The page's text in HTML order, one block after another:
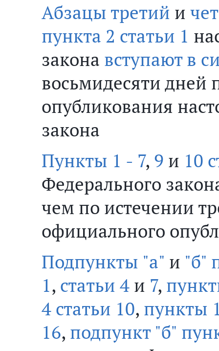
Абзацы третий и
пункта 2 статьи 1
закона вступают в
восьмидесяти дней
опубликования
закона
Пункты 1 - 7, 9 и 10
Федерального
чем по истечении
официального
Подпункты "а" и "б"
1, статьи 4 и 7,
4 статьи 10, пункты
16, подпункт "б"